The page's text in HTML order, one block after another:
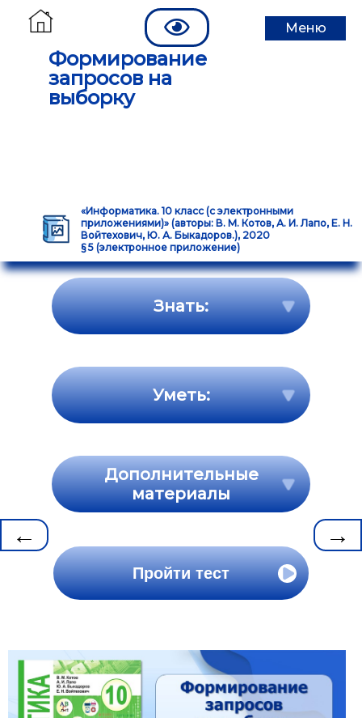
Формирование
запросов на
выборку
Меню
«Информатика. 10 класс (с электронными
приложениями)» (авторы: В. М. Котов, А. И. Лапо, Е. Н.
Войтехович, Ю. А. Быкадоров.), 2020
§ 5 (электронное приложение)
← →
Знать:
Уметь:
Дополнительные
материалы
Пройти тест